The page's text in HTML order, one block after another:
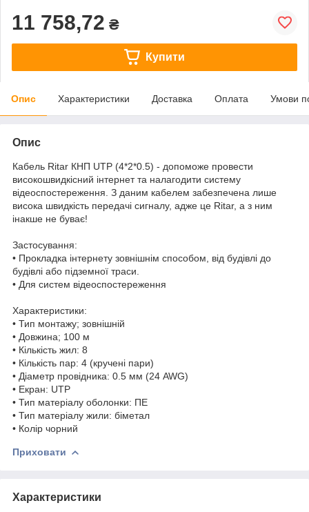
11 758,72 ₴
Купити
Опис Характеристики Доставка Оплата Умови
Опис
Кабель Ritar КНП UTP (4*2*0.5) - допоможе провести
високошвидкісний інтернет та налагодити систему
відеоспостереження. З даним кабелем забезпечена лише
висока швидкість передачі сигналу, адже це Ritar, а з ним
інакше не буває!
Застосування:
• Прокладка інтернету зовнішнім способом, від будівлі до
будівлі або підземної траси.
• Для систем відеоспостереження
Характеристики:
• Тип монтажу; зовнішній
• Довжина; 100 м
• Кількість жил: 8
• Кількість пар: 4 (кручені пари)
• Діаметр провідника: 0.5 мм (24 AWG)
• Екран: UTP
• Тип матеріалу оболонки: ПЕ
• Тип матеріалу жили: біметал
• Колір чорний
Приховати
Характеристики